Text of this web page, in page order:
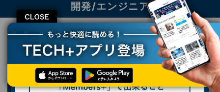
CLOSE
開発/エンジニア
TECH+ 企業IT
開発/エンジニア
Azureでコンテナ化アプリを動かしてみよう その4
第45回 ゼロからはじめるAzure